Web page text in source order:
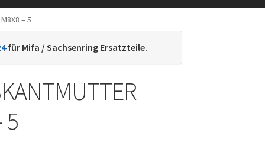
– 5
für Mifa / Sachsenring Ersatzteile.
5